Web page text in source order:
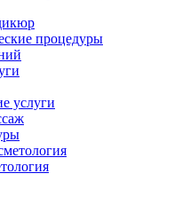
процедуры
услуги